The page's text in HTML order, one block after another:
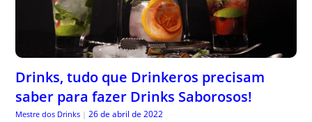
Drinks, tudo que Drinkeros precisam
saber para fazer Drinks Saborosos!
Mestre dos Drinks | 26 de abril de 2022